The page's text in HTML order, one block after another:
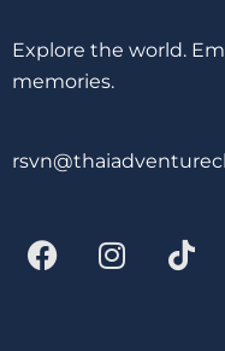
Explore the world.
memories.